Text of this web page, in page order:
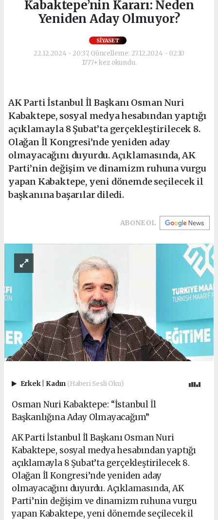
Kabaktepe’nin Kararı: Neden
Yeniden Aday Olmuyor?
SIYASET
22.12.2024 - 20:37, Güncelleme: 27.12.2024 - 02:10
1777+ kez okundu.
AK Parti İstanbul İl Başkanı Osman Nuri
Kabaktepe, sosyal medya hesabından yaptığı
açıklamayla 8 Şubat’ta gerçekleştirilecek 8.
Olağan İl Kongresi’nde yeniden aday
olmayacağını duyurdu. Açıklamasında, AK
Parti’nin değişim ve dinamizm ruhuna vurgu
yapan Kabaktepe, yeni dönemde seçilecek il
başkanına başarılar diledi.
ABONE OL
Erkek Kadın (Haberi Sesli Oku)
Osman Nuri Kabaktepe: “İstanbul İl
Başkanlığına Aday Olmayacağım”
AK Parti İstanbul İl Başkanı Osman Nuri
Kabaktepe, sosyal medya hesabından yaptığı
açıklamayla 8 Şubat’ta gerçekleştirilecek 8.
Olağan İl Kongresi’nde yeniden aday
olmayacağını duyurdu. Açıklamasında, AK
Parti’nin değişim ve dinamizm ruhuna vurgu
yapan Kabaktepe, yeni dönemde seçilecek il